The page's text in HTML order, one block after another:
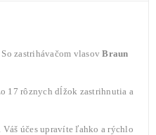
zastrihávačom vlasovBraun
17 rôznych dĺžok zastrihnutia a
účes upravíte ľahko a rýchlo